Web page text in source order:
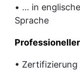
• … in
Sprache
• Zertifizierung